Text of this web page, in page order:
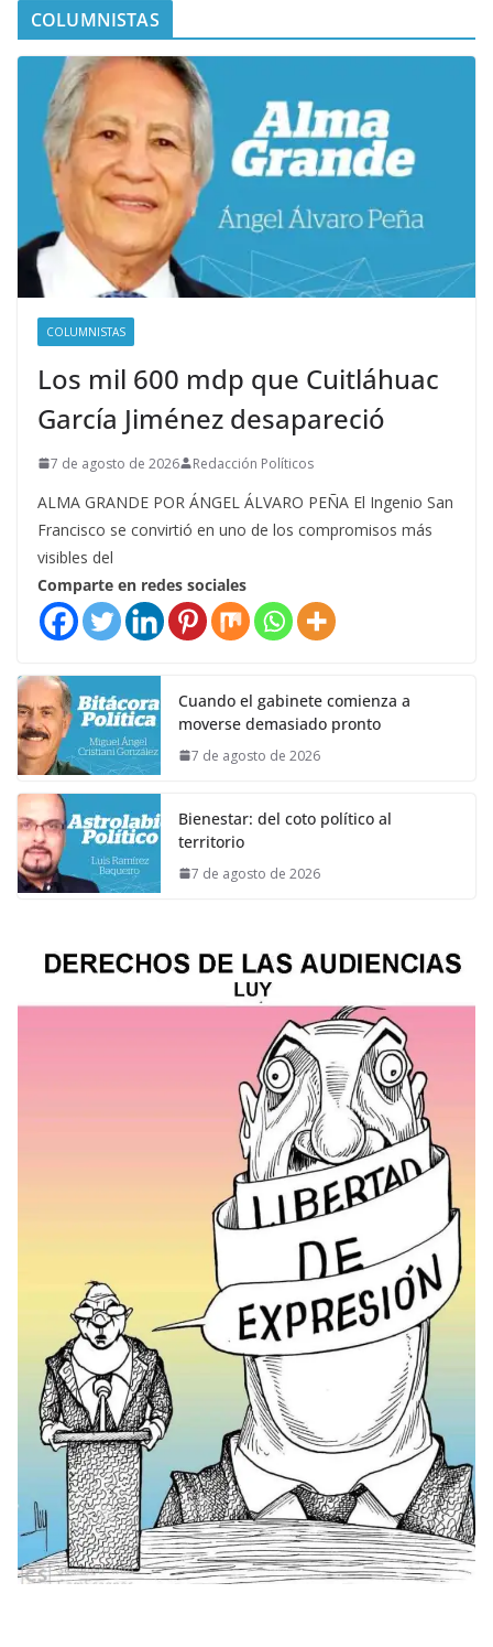
COLUMNISTAS
COLUMNISTAS
Los mil 600 mdp que Cuitláhuac
García Jiménez desapareció
7 de agosto de 2026 Redacción Políticos
ALMA GRANDE POR ÁNGEL ÁLVARO PEÑA El Ingenio San
Francisco se convirtió en uno de los compromisos más
visibles del
Comparte en redes sociales
Cuando el gabinete comienza a
moverse demasiado pronto
7 de agosto de 2026
Bienestar: del coto político al
territorio
7 de agosto de 2026